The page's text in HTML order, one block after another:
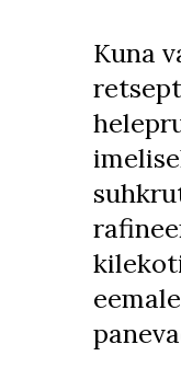
Kuna